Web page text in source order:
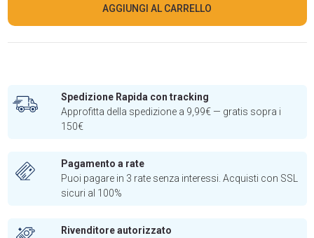
AGGIUNGI AL CARRELLO
Spedizione Rapida con tracking
Approfitta della spedizione a 9,99€ — gratis sopra i
150€
Pagamento a rate
Puoi pagare in 3 rate senza interessi. Acquisti con SSL
sicuri al 100%
Rivenditore autorizzato